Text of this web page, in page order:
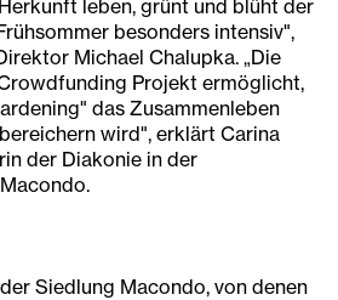
leben, grünt und blüht der
besonders intensiv",
Michael Chalupka. „Die
Projekt ermöglicht,
das Zusammenleben
wird", erklärt Carina
der Diakonie in der
Siedlung Macondo, von denen